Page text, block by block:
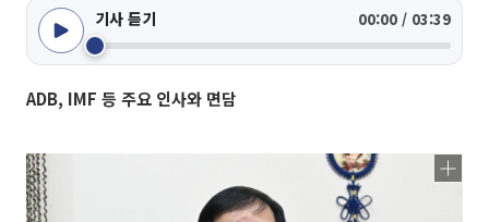
기사 듣기 00:00 / 03:39
ADB, IMF 등 주요 인사와 면담